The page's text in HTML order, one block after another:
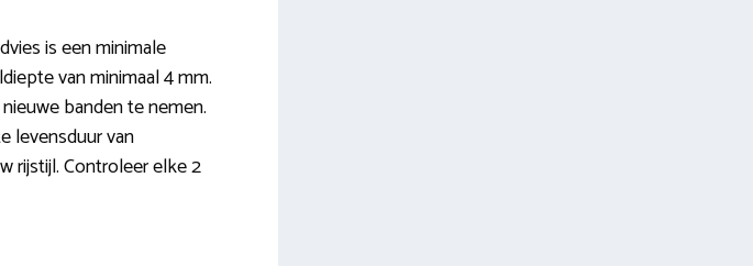
is een minimale
van minimaal 4 mm.
banden te nemen.
levensduur van
rijstijl. Controleer elke 2